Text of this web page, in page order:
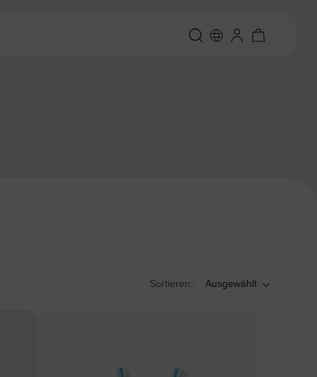
Sortieren: Ausgewählt